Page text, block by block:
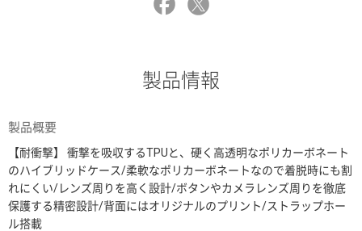
製品情報
製品概要
【耐衝撃】 衝撃を吸収するTPUと、硬く高透明なポリカーボネート
のハイブリッドケース/柔軟なポリカーボネートなので着脱時にも割
れにくい/レンズ周りを高く設計/ボタンやカメラレンズ周りを徹底
保護する精密設計/背面にはオリジナルのプリント/ストラップホー
ル搭載